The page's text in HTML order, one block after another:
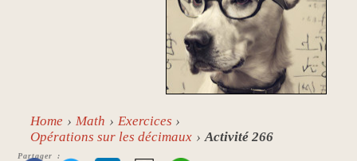
Home Math
Exercices
Opérations sur les décimaux
Activité 266
Partager :